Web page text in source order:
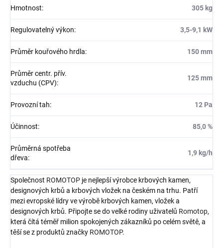
Hmotnost: 305 kg
Regulovatelný výkon: 3,5-9,1 kW
Průměr kouřového hrdla: 150 mm
Průměr centr. přív.
vzduchu (CPV):
125 mm
Provozní tah: 12 Pa
Účinnost: 85,0 %
Průměrná spotřeba
dřeva:
1,9 kg/h
Společnost ROMOTOP je nejlepší výrobce krbových kamen,
designových krbů a krbových vložek na českém na trhu. Patří
mezi evropské lídry ve výrobě krbových kamen, vložek a
designových krbů. Připojte se do velké rodiny uživatelů Romotop,
která čítá téměř milion spokojených zákazníků po celém světě, a
těší se z produktů značky ROMOTOP.